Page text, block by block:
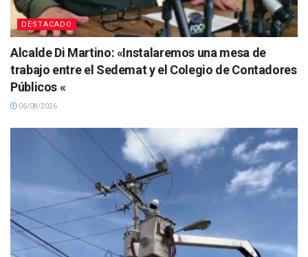
DESTACADO
Alcalde Di Martino: «Instalaremos una mesa de
trabajo entre el Sedemat y el Colegio de Contadores
Públicos «
06/08/2026